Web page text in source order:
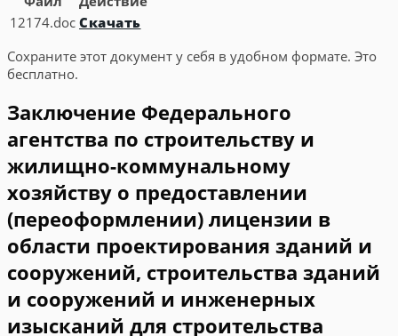
12174.doc Скачать
Сохраните этот документ у себя в удобном формате. Это
бесплатно.
Заключение Федерального
агентства по строительству и
жилищно-коммунальному
хозяйству о предоставлении
(переоформлении) лицензии в
области проектирования зданий и
сооружений, строительства зданий
и сооружений и инженерных
изысканий для строительства